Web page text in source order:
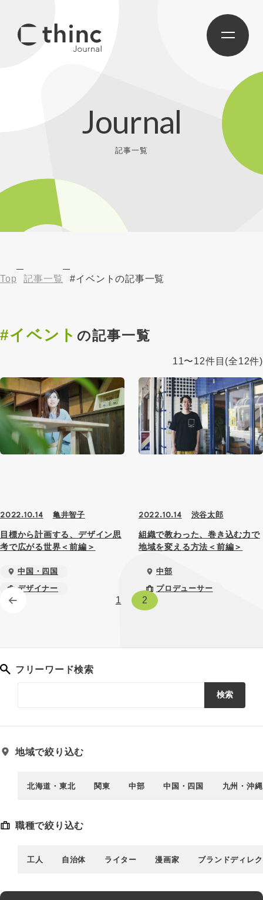
Journal
記事一覧
Top 記事一覧 #イベントの記事一覧
#イベント の記事一覧
11〜12件目 (全12件)
2022.10.14 亀井智子
目標から計画する、デザイン思
考で広がる世界＜前編＞
中国・四国
デザイナー
2022.10.14 渋谷太郎
組織で教わった、巻き込む力で
地域を変える方法＜前編＞
中部
プロデューサー
1 2
フリーワード検索
検索
地域で絞り込む
北海道・東北 関東 中部 中国・四国 九州・沖縄
職種で絞り込む
工人 自治体 ライター 漫画家 ブランドディレ